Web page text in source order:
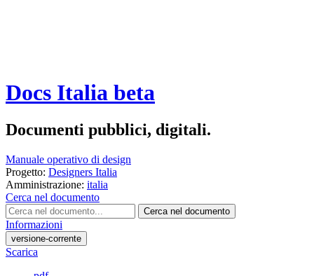
Docs Italia beta
Documenti pubblici, digitali.
Manuale operativo di design
Progetto: Designers Italia
Amministrazione: italia
Cerca nel documento
Cerca nel documento
Informazioni
versione-corrente
Scarica